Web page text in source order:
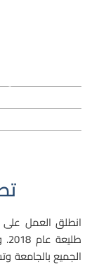
أكبر
فتح باب
انطلق العمل
الجميع بالجامعة